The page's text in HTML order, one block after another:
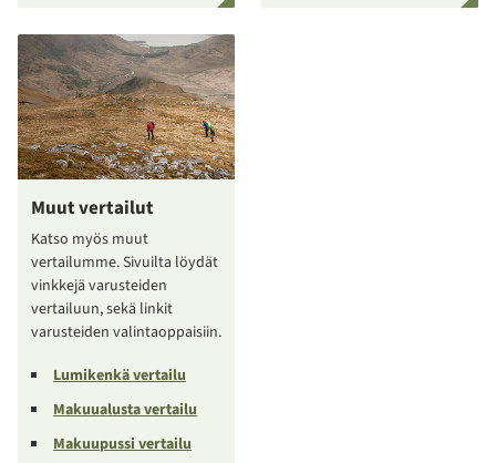
Muut vertailut
Katso myös muut
vertailumme. Sivuilta löydät
vinkkejä varusteiden
vertailuun, sekä linkit
varusteiden valintaoppaisiin.
Lumikenkä vertailu
Makuualusta vertailu
Makuupussi vertailu